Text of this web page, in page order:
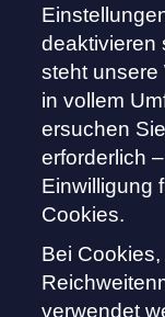
deaktivieren
steht unsere
in vollem
ersuchen
erforderlich
Einwilligung
Cookies.
Bei
verwendet